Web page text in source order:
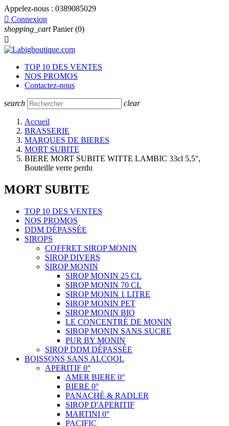
Appelez-nous : 0389085029
 Connexion
shopping_cart Panier (0)

TOP 10 DES VENTES
NOS PROMOS
Contactez-nous
search clear
Accueil
BRASSERIE
MARQUES DE BIERES
MORT SUBITE
BIERE MORT SUBITE WITTE LAMBIC 33cl 5,5°,
Bouteille verre perdu
MORT SUBITE
TOP 10 DES VENTES
NOS PROMOS
DDM DÉPASSÉE
SIROPS
COFFRET SIROP MONIN
SIROP DIVERS
SIROP MONIN
SIROP MONIN 25 CL
SIROP MONIN 70 CL
SIROP MONIN 1 LITRE
SIROP MONIN PET
SIROP MONIN BIO
LE CONCENTRÉ DE MONIN
SIROP MONIN SANS SUCRE
PUR BY MONIN
SIROP DDM DÉPASSÉE
BOISSONS SANS ALCOOL
APERITIF 0°
AMER BIERE 0°
BIERE 0°
PANACHÉ & RADLER
SIROP D'APERITIF
MARTINI 0°
PACIFIC